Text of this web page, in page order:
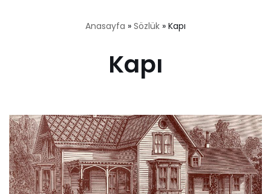
Anasayfa » Sözlük » Kapı
Kapı